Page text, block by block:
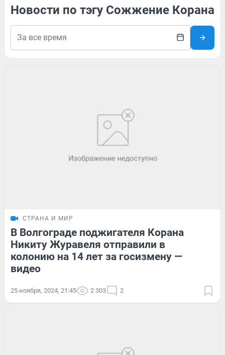
Новости по тэгу Сожжение Корана
СТРАНА И МИР
В Волгограде поджигателя Корана
Никиту Журавеля отправили в
колонию на 14 лет за госизмену —
видео
25 ноября, 2024, 21:45 2 303 2